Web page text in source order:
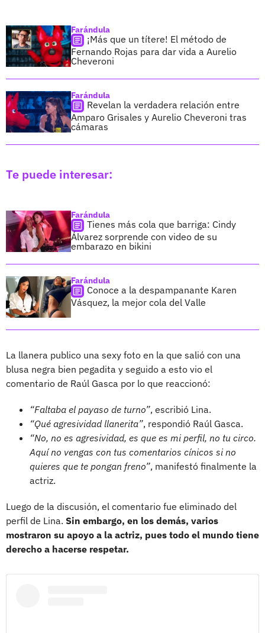
Farándula
¡Más que un títere! El método de
Fernando Rojas para dar vida a Aurelio
Cheveroni
Farándula
Revelan la verdadera relación entre
Amparo Grisales y Aurelio Cheveroni tras
cámaras
Te puede interesar:
Farándula
Tienes más cola que barriga: Cindy
Álvarez sorprende con video de su
embarazo en bikini
Farándula
Conoce a la despampanante Karen
Vásquez, la mejor cola del Valle
La llanera publico una sexy foto en la que salió con una
blusa negra bien pegadita y seguido a esto vio el
comentario de Raúl Gasca por lo que reaccionó:
“Faltaba el payaso de turno”, escribió Lina.
“Qué agresividad llanerita”, respondió Raúl Gasca.
“No, no es agresividad, es que es mi perfil, no tu circo.
Aquí no vengas con tus comentarios cínicos si no
quieres que te pongan freno”, manifestó finalmente la
actriz.
Luego de la discusión, el comentario fue eliminado del
perfil de Lina. Sin embargo, en los demás, varios
mostraron su apoyo a la actriz, pues todo el mundo tiene
derecho a hacerse respetar.